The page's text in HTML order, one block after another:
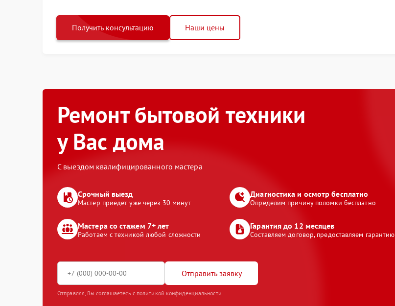
Получить консультацию Наши цены
Ремонт бытовой техники
у Вас дома
С выездом квалифицированного мастера
Срочный выезд
Мастер приедет уже через 30 минут
Диагностика и осмотр бесплатно
Определим причину поломки бесплатно
Мастера со стажем 7+ лет
Работаем с техникой любой сложности
Гарантия до 12 месяцев
Составляем договор, предоставляем гарантию
Отправить заявку
Отправляя, Вы соглашаетесь с политикой конфиденциальности